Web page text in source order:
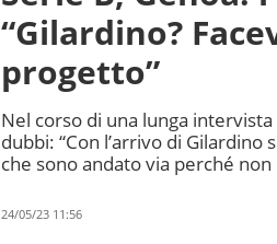
“Gilardino?
progetto”
Nel corso di una lunga
dubbi: “Con l’arrivo di
che sono andato via perché
24/05/23 11:56